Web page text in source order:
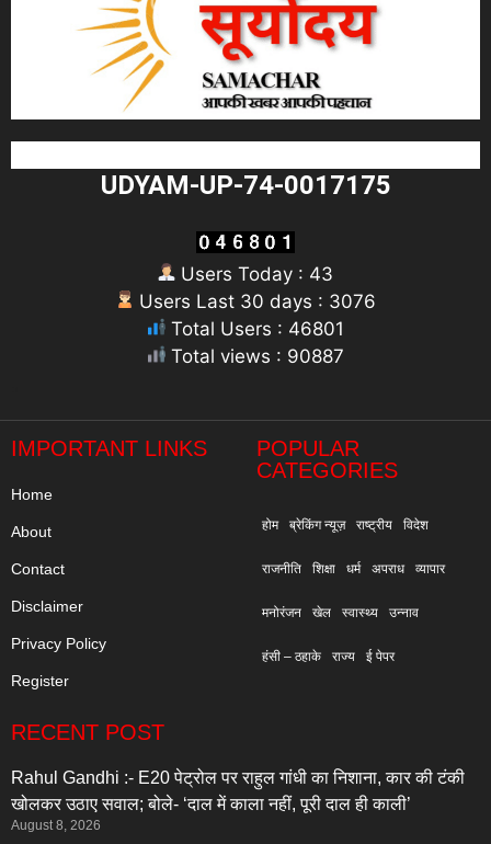
UDYAM-UP-74-0017175
Users Today : 43
Users Last 30 days : 3076
Total Users : 46801
Total views : 90887
IMPORTANT LINKS
Home
About
Contact
Disclaimer
Privacy Policy
Register
POPULAR
CATEGORIES
होम ब्रेकिंग न्यूज़ राष्ट्रीय विदेश
राजनीति शिक्षा धर्म अपराध व्यापार
मनोरंजन खेल स्वास्थ्य उन्नाव
हंसी – ठहाके राज्य ई पेपर
RECENT POST
Rahul Gandhi :- E20 पेट्रोल पर राहुल गांधी का निशाना, कार की टंकी
खोलकर उठाए सवाल; बोले- ‘दाल में काला नहीं, पूरी दाल ही काली’
August 8, 2026